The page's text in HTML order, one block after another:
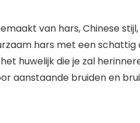
van hars, Chinese
hars met een
huwelijk die je zal
aanstaande bruiden en